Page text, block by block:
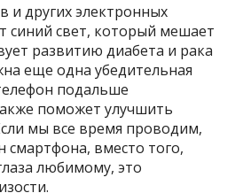
и других электронных
синий свет, который мешает
развитию диабета и рака
еще одна убедительная
подальше
поможет улучшить
мы все время проводим,
смартфона, вместо того,
любимому, это